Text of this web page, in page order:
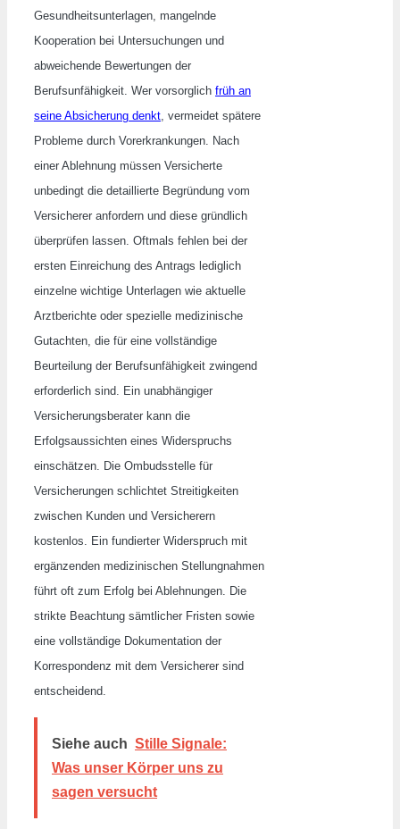
Gesundheitsunterlagen, mangelnde
Kooperation bei Untersuchungen und
abweichende Bewertungen der
Berufsunfähigkeit. Wer vorsorglich früh an
seine Absicherung denkt , vermeidet spätere
Probleme durch Vorerkrankungen. Nach
einer Ablehnung müssen Versicherte
unbedingt die detaillierte Begründung vom
Versicherer anfordern und diese gründlich
überprüfen lassen. Oftmals fehlen bei der
ersten Einreichung des Antrags lediglich
einzelne wichtige Unterlagen wie aktuelle
Arztberichte oder spezielle medizinische
Gutachten, die für eine vollständige
Beurteilung der Berufsunfähigkeit zwingend
erforderlich sind. Ein unabhängiger
Versicherungsberater kann die
Erfolgsaussichten eines Widerspruchs
einschätzen. Die Ombudsstelle für
Versicherungen schlichtet Streitigkeiten
zwischen Kunden und Versicherern
kostenlos. Ein fundierter Widerspruch mit
ergänzenden medizinischen Stellungnahmen
führt oft zum Erfolg bei Ablehnungen. Die
strikte Beachtung sämtlicher Fristen sowie
eine vollständige Dokumentation der
Korrespondenz mit dem Versicherer sind
entscheidend.
Siehe auch Stille Signale:
Was unser Körper uns zu
sagen versucht